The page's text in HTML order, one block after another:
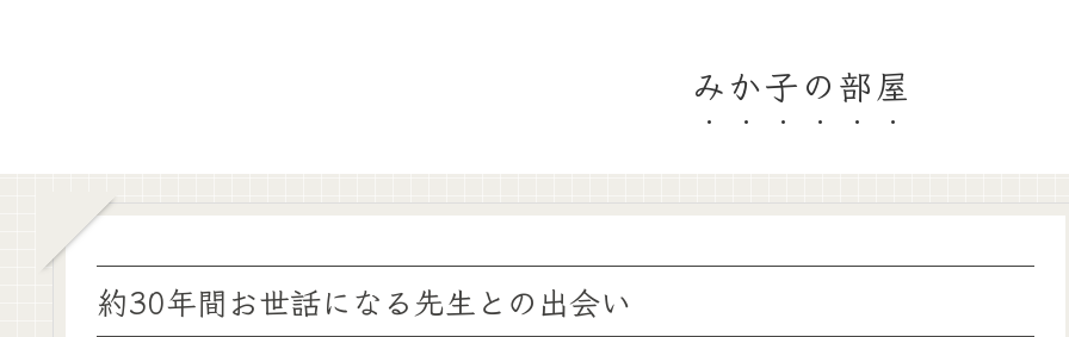
みか子の部屋
約30年間お世話になる先生との出会い